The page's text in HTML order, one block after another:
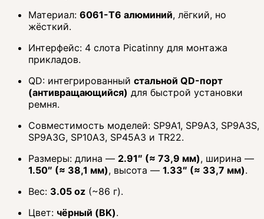
Материал: 6061-T6 алюминий, лёгкий, но
жёсткий.
Интерфейс: 4 слота Picatinny для монтажа
прикладов.
QD: интегрированный стальной QD-порт
(антивращающийся) для быстрой установки
ремня.
Совместимость моделей: SP9A1, SP9A3, SP9A3S,
SP9A3G, SP10A3, SP45A3 и TR22.
Размеры: длина — 2.91″ (≈ 73,9 мм), ширина —
1.50″ (≈ 38,1 мм), высота — 1.33″ (≈ 33,7 мм).
Вес: 3.05 oz (~86 г).
Цвет: чёрный (BK).